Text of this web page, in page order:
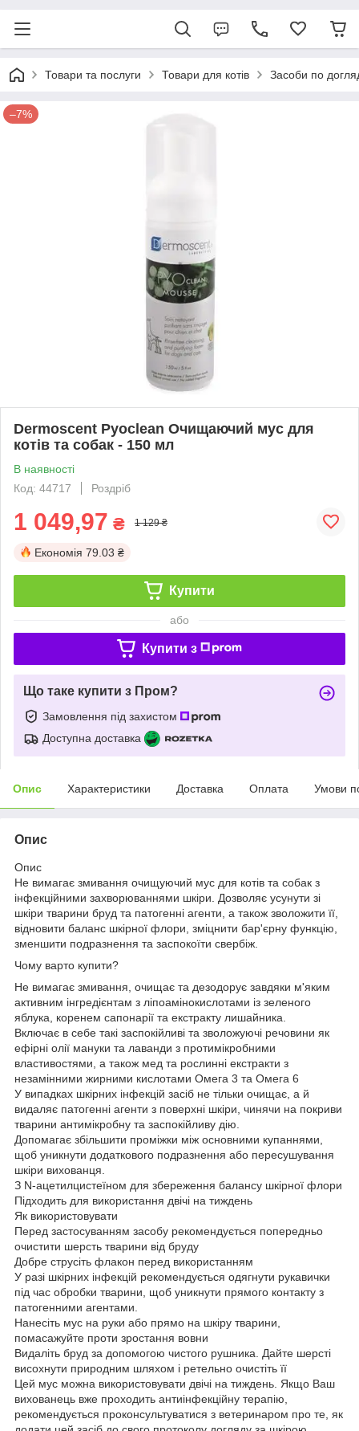
Товари та послуги Товари для котів Засоби по
–7%
Dermoscent Pyoclean Очищаючий мус для
котів та собак - 150 мл
В наявності
Код: 44717
Роздріб
1 049,97 ₴ 1 129 ₴
Економія 79.03 ₴
Купити
або
Купити з
Що таке купити з Пром?
Замовлення під захистом
Доступна доставка
Опис Характеристики Доставка Оплата Умови
Опис
Опис
Не вимагає змивання очищуючий мус для котів та собак з
інфекційними захворюваннями шкіри. Дозволяє усунути зі
шкіри тварини бруд та патогенні агенти, а також зволожити її,
відновити баланс шкірної флори, зміцнити бар'єрну функцію,
зменшити подразнення та заспокоїти свербіж.
Чому варто купити?
Не вимагає змивання, очищає та дезодорує завдяки м'яким
активним інгредієнтам з ліпоамінокислотами із зеленого
яблука, коренем сапонарії та екстракту лишайника.
Включає в себе такі заспокійливі та зволожуючі речовини як
ефірні олії мануки та лаванди з протимікробними
властивостями, а також мед та рослинні екстракти з
незамінними жирними кислотами Омега 3 та Омега 6
У випадках шкірних інфекцій засіб не тільки очищає, а й
видаляє патогенні агенти з поверхні шкіри, чинячи на покриви
тварини антимікробну та заспокійливу дію.
Допомагає збільшити проміжки між основними купаннями,
щоб уникнути додаткового подразнення або пересушування
шкіри вихованця.
З N-ацетилцистеїном для збереження балансу шкірної флори
Підходить для використання двічі на тиждень
Як використовувати
Перед застосуванням засобу рекомендується попередньо
очистити шерсть тварини від бруду
Добре струсіть флакон перед використанням
У разі шкірних інфекцій рекомендується одягнути рукавички
під час обробки тварини, щоб уникнути прямого контакту з
патогенними агентами.
Нанесіть мус на руки або прямо на шкіру тварини,
помасажуйте проти зростання вовни
Видаліть бруд за допомогою чистого рушника. Дайте шерсті
висохнути природним шляхом і ретельно очистіть її
Цей мус можна використовувати двічі на тиждень. Якщо Ваш
вихованець вже проходить антиінфекційну терапію,
рекомендується проконсультуватися з ветеринаром про те, як